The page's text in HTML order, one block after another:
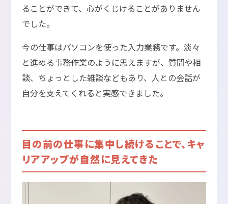
ることができて、心がくじけることがありません
でした。
今の仕事はパソコンを使った入力業務です。淡々
と進める事務作業のように思えますが、質問や相
談、ちょっとした雑談などもあり、人との会話が
自分を支えてくれると実感できました。
目の前の仕事に集中し続けることで、キャ
リアアップが自然に見えてきた